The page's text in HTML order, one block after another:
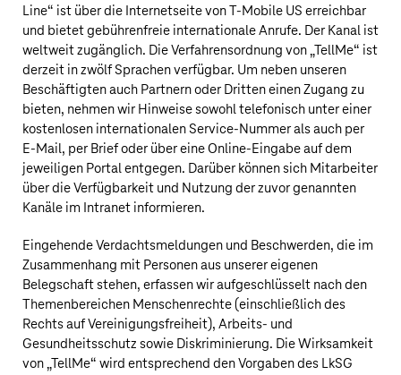
Line“ ist über die Internetseite vonT‑Mobile US erreichbar
und bietet gebührenfreie internationale Anrufe. Der Kanal ist
weltweit zugänglich. Die Verfahrensordnung von „TellMe“ ist
derzeit in zwölf Sprachen verfügbar. Um neben unseren
Beschäftigten auch Partnern oder Dritten einen Zugang zu
bieten, nehmen wir Hinweise sowohl telefonisch unter einer
kostenlosen internationalen Service-Nummer als auch per
E-Mail, per Brief oder über eine Online-Eingabe auf dem
jeweiligen Portal entgegen. Darüber können sich Mitarbeiter
über die Verfügbarkeit und Nutzung der zuvor genannten
Kanäle im Intranet informieren.
Eingehende Verdachtsmeldungen und Beschwerden, die im
Zusammenhang mit Personen aus unserer eigenen
Belegschaft stehen, erfassen wir aufgeschlüsselt nach den
Themenbereichen Menschenrechte (einschließlich des
Rechts auf Vereinigungsfreiheit), Arbeits- und
Gesundheitsschutz sowie Diskriminierung. Die Wirksamkeit
von „TellMe“ wird entsprechend den Vorgaben des LkSG